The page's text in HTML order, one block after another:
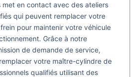
met en contact avec des ateliers
qui peuvent remplacer votre
pour maintenir votre véhicule
Grâce à notre
de demande de service,
votre maître-cylindre de
qualifiés utilisant des